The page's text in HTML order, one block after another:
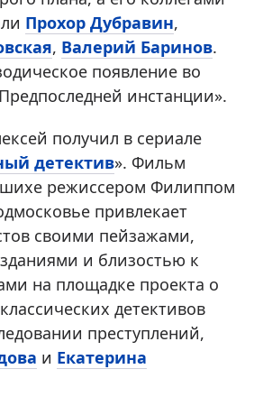
Прохор Дубравин,
, Валерий Баринов.
появление во
инстанции».
получил в сериале
детектив». Фильм
режиссером Филиппом
привлекает
своими пейзажами,
и близостью к
на площадке проекта о
детективов
преступлений,
и Екатерина